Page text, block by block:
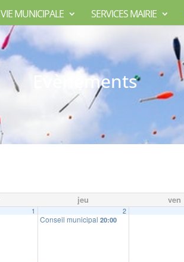
VIE MUNICIPALE SERVICES MAIRIE
Evènements
jeu ven
1 2
Conseil municipal20:00